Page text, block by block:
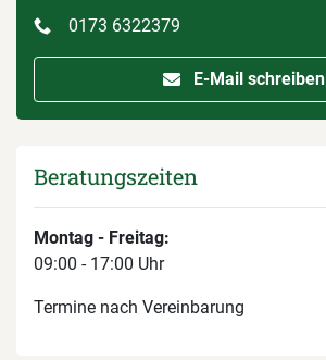
0173 6322379
E-Mail schreiben
Beratungszeiten
Montag - Freitag:
09:00 - 17:00 Uhr
Termine nach Vereinbarung